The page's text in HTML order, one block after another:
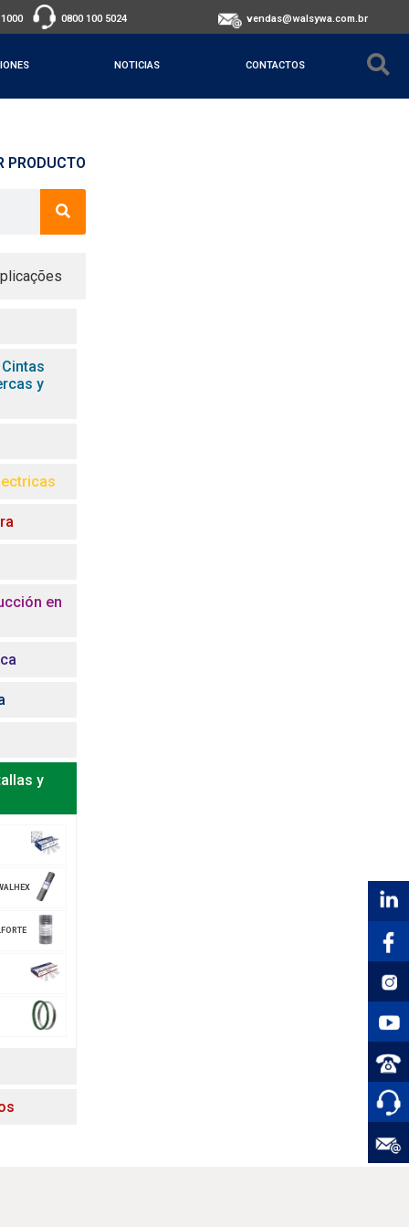
0800 100 5024 vendas@walsywa.com.br
NOTICIAS CONTACTOS
PRODUCTO
y
en
y